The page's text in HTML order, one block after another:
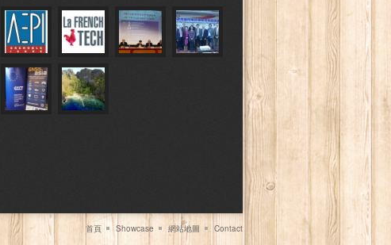
首頁 Showcase 網站地圖 Contact